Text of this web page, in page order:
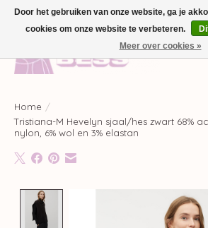
GRATIS VERZENDING VANAF €100,-
Home /
Tristiana-M Hevelyn sjaal/hes zwart 68%
nylon, 6% wol en 3% elastan
Product image slideshow
Door het gebruiken van onze website, ga je
cookies om onze website te verbeteren.
Meer over cookies »